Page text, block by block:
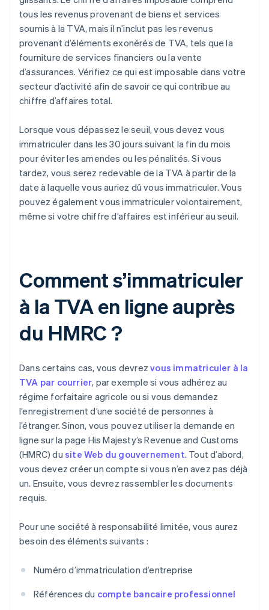
tous les revenus provenant de biens et services
soumis à la TVA, mais il n’inclut pas les revenus
provenant d’éléments exonérés de TVA, tels que la
fourniture de services financiers ou la vente
d’assurances. Vérifiez ce qui est imposable dans votre
secteur d’activité afin de savoir ce qui contribue au
chiffre d’affaires total.
Lorsque vous dépassez le seuil, vous devez vous
immatriculer dans les 30 jours suivant la fin du mois
pour éviter les amendes ou les pénalités. Si vous
tardez, vous serez redevable de la TVA à partir de la
date à laquelle vous auriez dû vous immatriculer. Vous
pouvez également vous immatriculer volontairement,
même si votre chiffre d’affaires est inférieur au seuil.
Comment s’immatriculer
à la TVA en ligne auprès
du HMRC ?
Dans certains cas, vous devrezvous immatriculer à la
TVA par courrier, par exemple si vous adhérez au
régime forfaitaire agricole ou si vous demandez
l’enregistrement d’une société de personnes à
l’étranger. Sinon, vous pouvez utiliser la demande en
ligne sur la page His Majesty’s Revenue and Customs
(HMRC) du site Web du gouvernement. Tout d’abord,
vous devez créer un compte si vous n’en avez pas déjà
un. Ensuite, vous devrez rassembler les documents
requis.
Pour une société à responsabilité limitée, vous aurez
besoin des éléments suivants :
Numéro d’immatriculation d’entreprise
Références du compte bancaire professionnel